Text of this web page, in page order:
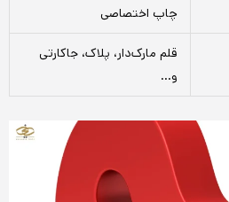
چاپ اختصاصی
قلم مارک‌دار، پلاک، جاکارتی
و…